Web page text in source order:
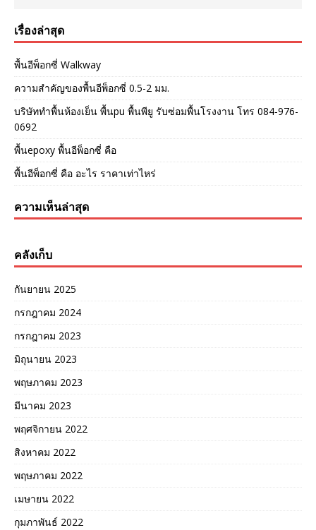
เรื่องล่าสุด
พื้นอีพ็อกซี่ Walkway
ความสำคัญของพื้นอีพ็อกซี่ 0.5-2 มม.
บริษัททำพื้นห้องเย็น พื้นpu พื้นพียู รับซ่อมพื้นโรงงาน โทร 084-976-
0692
พื้นepoxy พื้นอีพ็อกซี่ คือ
พื้นอีพ็อกซี่ คือ อะไร ราคาเท่าไหร่
ความเห็นล่าสุด
คลังเก็บ
กันยายน 2025
กรกฎาคม 2024
กรกฎาคม 2023
มิถุนายน 2023
พฤษภาคม 2023
มีนาคม 2023
พฤศจิกายน 2022
สิงหาคม 2022
พฤษภาคม 2022
เมษายน 2022
กุมภาพันธ์ 2022